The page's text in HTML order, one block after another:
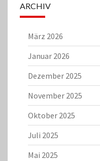
ARCHIV
März 2026
Januar 2026
Dezember 2025
November 2025
Oktober 2025
Juli 2025
Mai 2025